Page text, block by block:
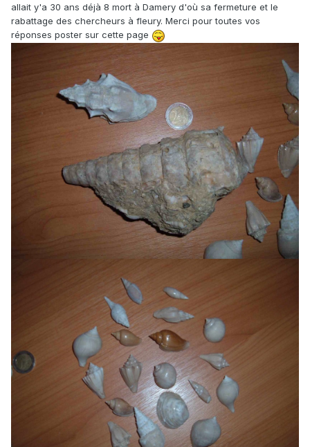
allait y'a 30 ans déjà 8 mort à Damery d'où sa fermeture et le
rabattage des chercheurs à fleury. Merci pour toutes vos
réponses poster sur cette page